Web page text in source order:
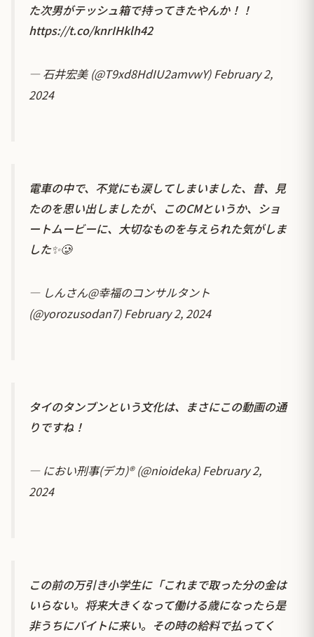
た次男がテッシュ箱で持ってきたやんか！！
https://t.co/knrIHklh42
— 石井宏美 (@T9xd8HdIU2amvwY)February 2,
2024
電車の中で、不覚にも涙してしまいました、昔、見
たのを思い出しましたが、このCMというか、ショ
ートムービーに、大切なものを与えられた気がしま
した✨🥲
— しんさん@幸福のコンサルタント
(@yorozusodan7)February 2, 2024
タイのタンブンという文化は、まさにこの動画の通
りですね！
— におい刑事(デカ)® (@nioideka)February 2,
2024
この前の万引き小学生に「これまで取った分の金は
いらない。将来大きくなって働ける歳になったら是
非うちにバイトに来い。その時の給料で払ってく